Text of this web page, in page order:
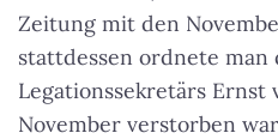
Zeitung mit den
stattdessen ordnete man
Legationssekretärs Ernst
November verstorben